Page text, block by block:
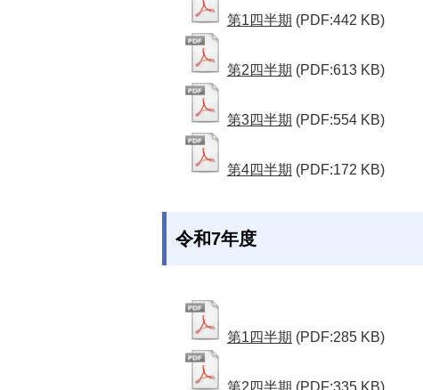
第1四半期 (PDF:442 KB)
第2四半期 (PDF:613 KB)
第3四半期 (PDF:554 KB)
第4四半期 (PDF:172 KB)
令和7年度
第1四半期 (PDF:285 KB)
第2四半期 (PDF:335 KB)